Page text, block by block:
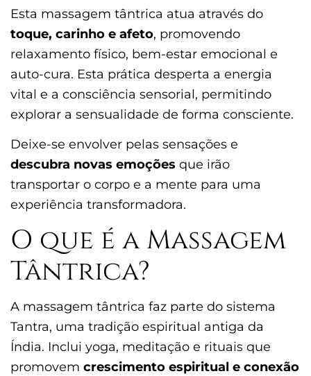
Esta massagem tântrica atua através do
toque, carinho e afeto, promovendo
relaxamento físico, bem-estar emocional e
auto-cura. Esta prática desperta a energia
vital e a consciência sensorial, permitindo
explorar a sensualidade de forma consciente.
Deixe-se envolver pelas sensações e
descubra novas emoções que irão
transportar o corpo e a mente para uma
experiência transformadora.
O que é a Massagem
Tântrica?
A massagem tântrica faz parte do sistema
Tantra, uma tradição espiritual antiga da
Índia. Inclui yoga, meditação e rituais que
promovem crescimento espiritual e conexão